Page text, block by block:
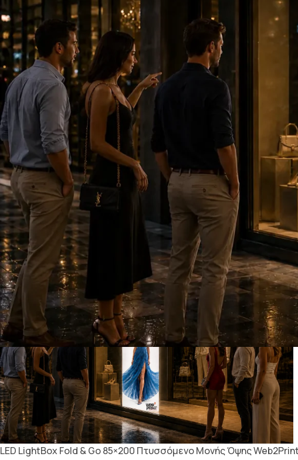
LED LightBox Fold & Go 85×200: η
στήνεται γρήγορα και εντυπωσιάζει
Στον χώρο της οπτικής επικοινωνίας, η πρώτη εντύπωση παίζει
καταστήματος, έκθεση, showroom, reception ή σημείο πώλησης,
άμεσα το βλέμμα και να αναδείξει το μήνυμα της επιχείρησης
Το LED LightBox Fold & Go 85×200
είναι μία έξυπνη και
έντονη οπτική παρουσία, χωρίς πολύπλοκη συναρμολόγηση και
Το μεγάλο του πλεονέκτημα: είναι
Το σημαντικότερο χαρακτηριστικό του συγκεκριμένου LightBox
αντίθεση με άλλα φωτεινά συστήματα προβολής που απαιτούν
έχει σχεδιαστεί ώστε να στήνεται γρήγορα και πρακτικά.
Αυτό το κάνει ιδανικό για επαγγελματίες που χρειάζονται μία
χωρίς να χάνεται πολύτιμος χρόνος στο στήσιμο.
LED LightBox Fold & Go 85×200 Πτυσσόμενο Μονής Όψης Web2Print